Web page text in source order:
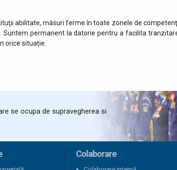
abilitate, măsuri ferme în toate zonele de
Suntem permanent la datorie pentru a facilita
orice situație.
se ocupa de supravegherea si
Colaborare